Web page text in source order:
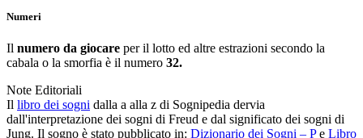
Numeri
Il numero da giocare per il lotto ed altre estrazioni secondo la
cabala o la smorfia è il numero 32.
Note Editoriali
Il libro dei sogni dalla a alla z di Sognipedia dervia
dall'interpretazione dei sogni di Freud e dal significato dei sogni di
Jung. Il sogno è stato pubblicato in: Dizionario dei Sogni – Pe Libro